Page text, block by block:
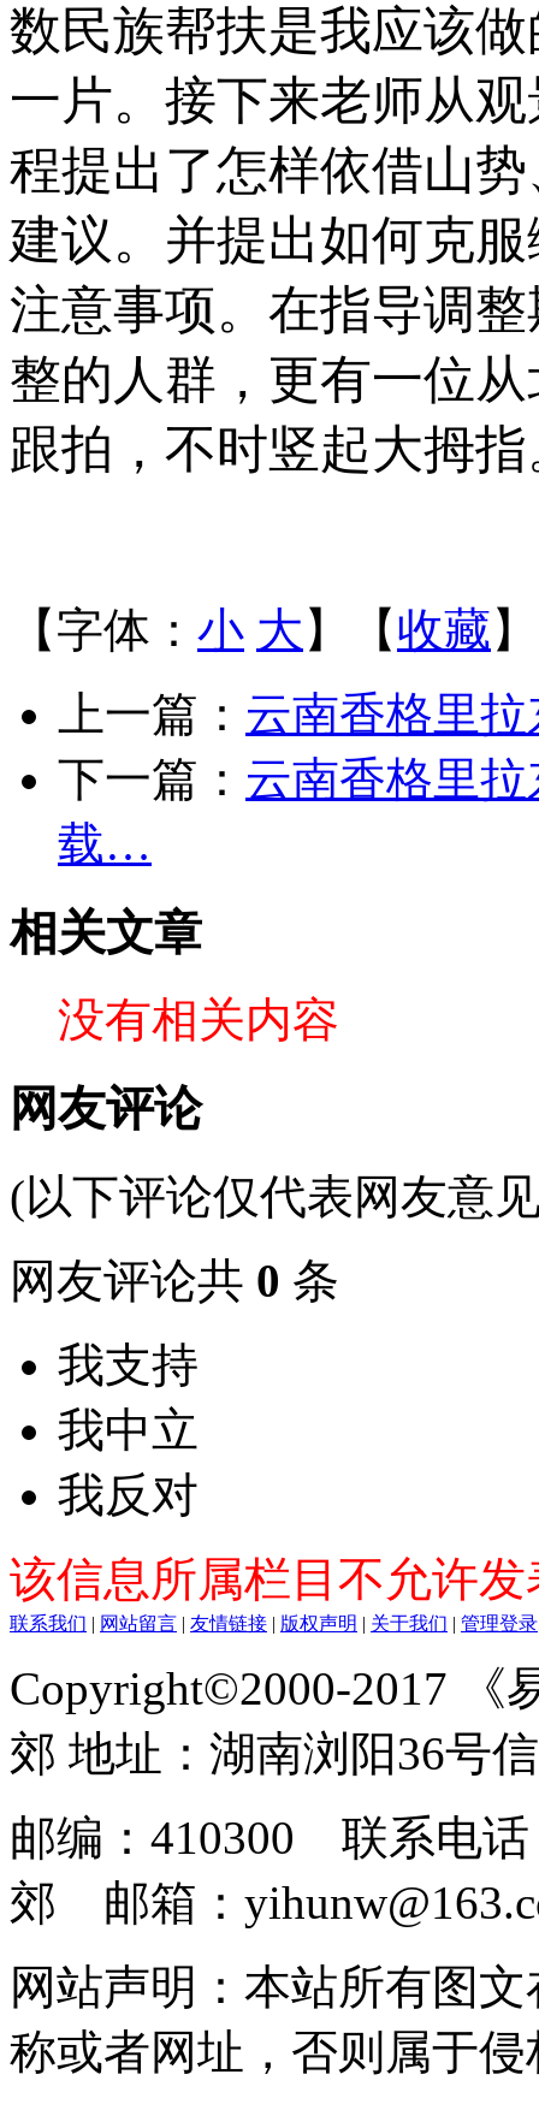
数民族帮扶是我应该
一片。接下来老师从
程提出了怎样依借山
建议。并提出如何克
注意事项。在指导调
整的人群，更有一位
跟拍，不时竖起大拇指
【字体： 小 大 】【收藏
上一篇： 云南香格里
下一篇： 云南香格里
载…
相关文章
没有相关内容
网友评论
(以下评论仅代表网友意
网友评论共 0 条
我支持
我中立
我反对
该信息所属栏目不允许
联系我们 | 网站留言 | 友情链接 | 版权声明 | 关于我们 | 管理登录
Copyright©2000-2017 《
郊 地址：湖南浏阳36号
邮编：410300 联系电
郊 邮箱：
网站声明：本站所有图
称或者网址，否则属于